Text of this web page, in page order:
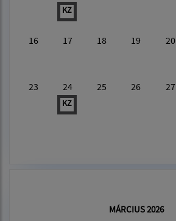
KZ
16 17 18 19 20
23 24
KZ
25 26 27
MÁRCIUS 2026